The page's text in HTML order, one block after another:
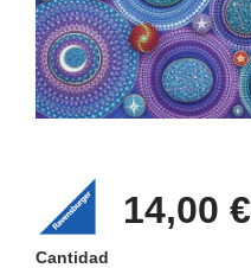
14,00 €
Cantidad